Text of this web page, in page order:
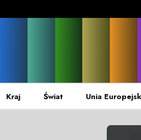
Kraj Świat Unia